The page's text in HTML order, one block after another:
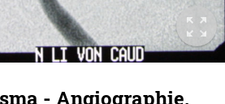
- Angiographie,